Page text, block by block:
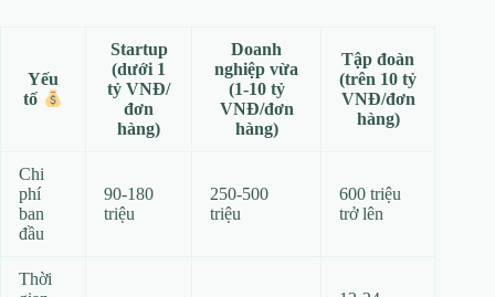
Yếu
tố
Startup
(dưới 1
tỷ VNĐ/
đơn
hàng)
Doanh
nghiệp vừa
(1-10 tỷ
VNĐ/đơn
hàng)
Tập đoàn
(trên 10 tỷ
VNĐ/đơn
hàng)
Chi
phí
ban
đầu
90-180
triệu
250-500
triệu
600 triệu
trở lên
Thời